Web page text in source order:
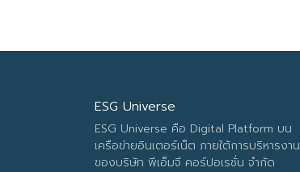
ESG Universe
ESG Universe คือ Digital Platform บน
เครือข่ายอินเตอร์เน็ต ภายใต้การบริหารงาน
ของบริษัท พีเอ็มจี คอร์ปอเรชั่น จำกัด